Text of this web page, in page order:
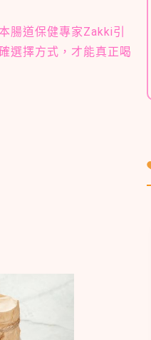
腸道保健專家Zakki引
選擇方式，才能真正喝